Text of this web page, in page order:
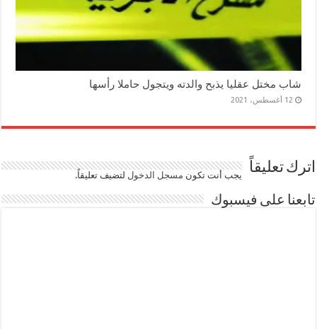
شاب مختل عقليا يذبح والدته ويتجول حاملا رأسها
12 أغسطس، 2021
اترك تعليقاً يجب أنت تكون مسجل الدخوللتضيف تعليقاً.
تابعنا على فيسبوك